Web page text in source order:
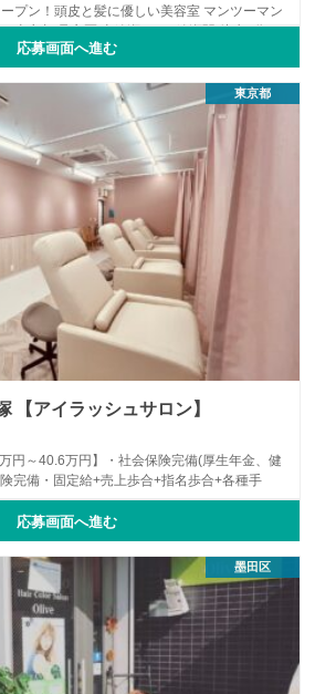
プン！頭皮と髪に優しい美容室 マンツーマン
京都 足立区 東綾瀬1-3-4 綾瀬駅 徒歩8分
応募画面へ進む
東京都
【アイラッシュサロン】
円～40.6万円】・社会保険完備(厚生年金、健
完備・固定給+売上歩合+指名歩合+各種手
ト アルバイト・パート
応募画面へ進む
墨田区